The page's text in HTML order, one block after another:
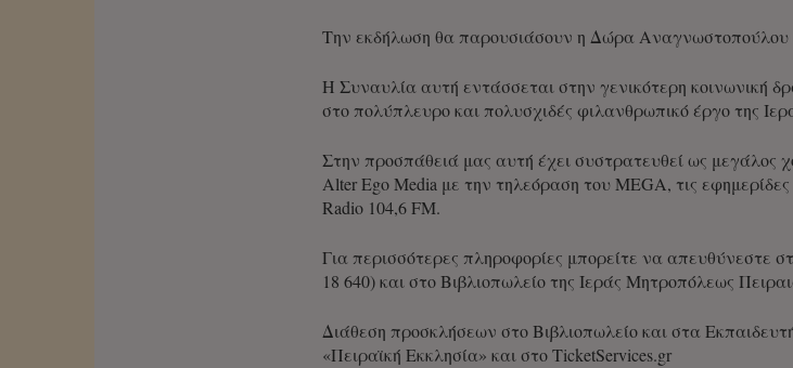
Την εκδήλωση θα παρουσιάσουν η Δώρα Αναγνωστοπούλου
Η Συναυλία αυτή εντάσσεται στην γενικότερη κοινωνική
στο πολύπλευρο και πολυσχιδές φιλανθρωπικό έργο της
Στην προσπάθειά μας αυτή έχει συστρατευθεί ως
Alter Ego Media με την τηλεόραση του MEGA, τις
Radio 104,6 FM.
Για περισσότερες πληροφορίες μπορείτε να απευθύνεστε
18 640) και στο Βιβλιοπωλείο της Ιεράς Μητροπόλεως
Διάθεση προσκλήσεων στο Βιβλιοπωλείο και στα
«Πειραϊκή Εκκλησία» και στο TicketServices.gr